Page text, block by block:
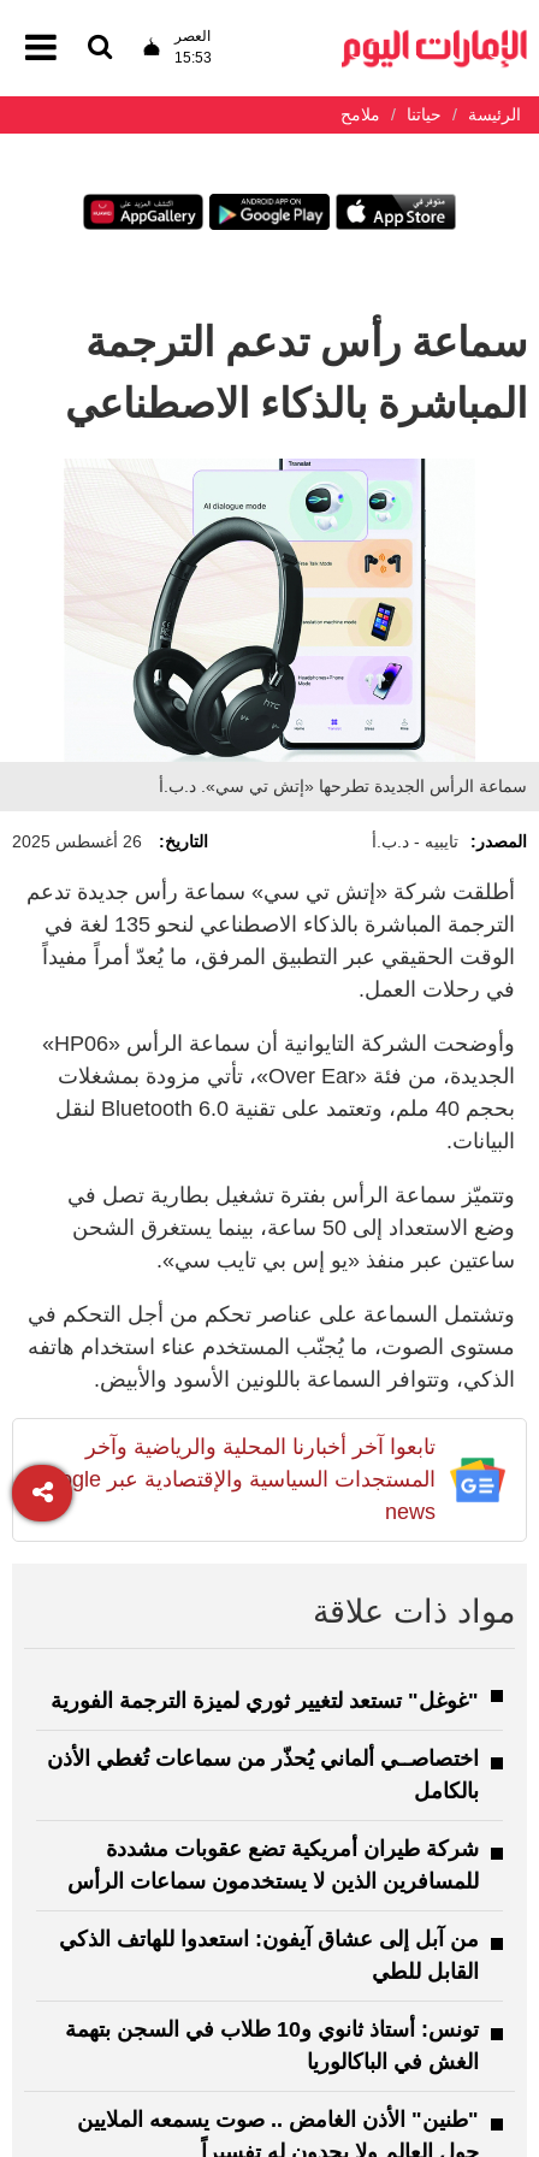
العصر
15:53
الرئيسة حياتنا ملامح
سماعة رأس تدعم الترجمة
المباشرة بالذكاء الاصطناعي
سماعة الرأس الجديدة تطرحها «إتش تي سي». د.ب.أ
المصدر: تايبيه - د.ب.أ التاريخ: 26 أغسطس 2025
أطلقت شركة «إتش تي سي» سماعة رأس جديدة تدعم
الترجمة المباشرة بالذكاء الاصطناعي لنحو 135 لغة في
الوقت الحقيقي عبر التطبيق المرفق، ما يُعدّ أمراً مفيداً
في رحلات العمل.
وأوضحت الشركة التايوانية أن سماعة الرأس «HP06»
الجديدة، من فئة «Over Ear»، تأتي مزودة بمشغلات
بحجم 40 ملم، وتعتمد على تقنية Bluetooth 6.0 لنقل
البيانات.
وتتميّز سماعة الرأس بفترة تشغيل بطارية تصل في
وضع الاستعداد إلى 50 ساعة، بينما يستغرق الشحن
ساعتين عبر منفذ «يو إس بي تايب سي».
وتشتمل السماعة على عناصر تحكم من أجل التحكم في
مستوى الصوت، ما يُجنّب المستخدم عناء استخدام هاتفه
الذكي، وتتوافر السماعة باللونين الأسود والأبيض.
تابعوا آخر أخبارنا المحلية والرياضية وآخر
المستجدات السياسية والإقتصادية عبر Google
news
مواد ذات علاقة
"غوغل" تستعد لتغيير ثوري لميزة الترجمة الفورية
اختصاصــي ألماني يُحذّر من سماعات تُغطي الأذن
بالكامل
شركة طيران أمريكية تضع عقوبات مشددة
للمسافرين الذين لا يستخدمون سماعات الرأس
من آبل إلى عشاق آيفون: استعدوا للهاتف الذكي
القابل للطي
تونس: أستاذ ثانوي و10 طلاب في السجن بتهمة
الغش في الباكالوريا
"طنين" الأذن الغامض .. صوت يسمعه الملايين
حول العالم ولا يجدون له تفسيراً